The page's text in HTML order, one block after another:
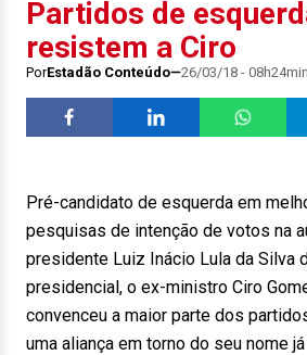
Partidos de
resistem a Ciro
PorEstadão Conteúdo 26/03/18 - 08h24min
Pré-candidato de esquerda em
pesquisas de intenção de votos na
presidente Luiz Inácio Lula da Silva
presidencial, o ex-ministro Ciro
convenceu a maior parte dos
uma aliança em torno do seu nome